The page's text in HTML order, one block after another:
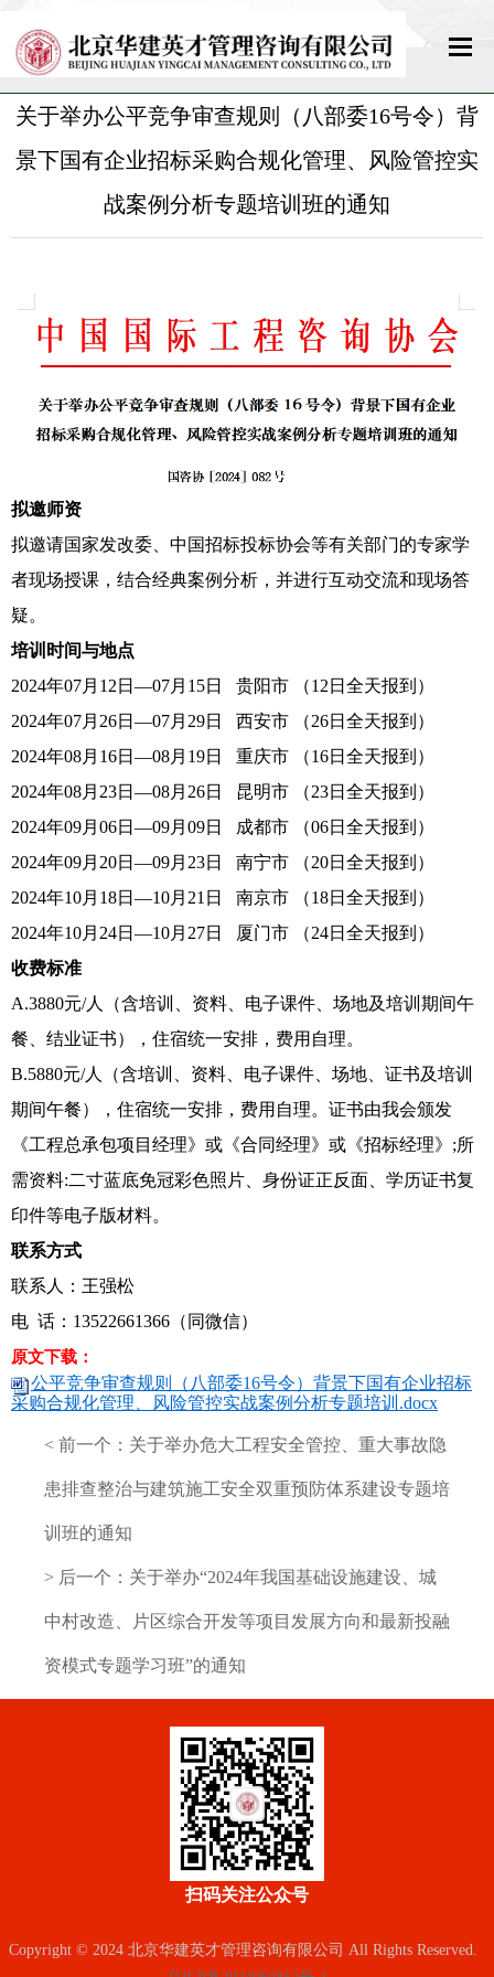
网站首页
关于我们
教育培训
标准规范
在线留言
关于举办公平竞争审查规则（八部委16号令）背
景下国有企业招标采购合规化管理、风险管控实
战案例分析专题培训班的通知
拟邀师资
拟邀请国家发改委、中国招标投标协会等有关部门的专家学
者现场授课，结合经典案例分析，并进行互动交流和现场答
疑。
培训时间与地点
2024年07月12日—07月15日 贵阳市 （12日全天报到）
2024年07月26日—07月29日 西安市 （26日全天报到）
2024年08月16日—08月19日 重庆市 （16日全天报到）
2024年08月23日—08月26日 昆明市 （23日全天报到）
2024年09月06日—09月09日 成都市 （06日全天报到）
2024年09月20日—09月23日 南宁市 （20日全天报到）
2024年10月18日—10月21日 南京市 （18日全天报到）
2024年10月24日—10月27日 厦门市 （24日全天报到）
收费标准
A.3880元/人（含培训、资料、电子课件、场地及培训期间午
餐、结业证书），住宿统一安排，费用自理。
B.5880元/人（含培训、资料、电子课件、场地、证书及培训
期间午餐），住宿统一安排，费用自理。证书由我会颁发
《工程总承包项目经理》或《合同经理》或《招标经理》;所
需资料:二寸蓝底免冠彩色照片、身份证正反面、学历证书复
印件等电子版材料。
联系方式
联系人：王强松
电 话：13522661366（同微信）
原文下载：
公平竞争审查规则（八部委16号令）背景下国有企业招标
采购合规化管理、风险管控实战案例分析专题培训.docx
< 前一个： 关于举办危大工程安全管控、重大事故隐
患排查整治与建筑施工安全双重预防体系建设专题培
训班的通知
> 后一个： 关于举办“2024年我国基础设施建设、城
中村改造、片区综合开发等项目发展方向和最新投融
资模式专题学习班”的通知
扫码关注公众号
Copyright © 2024 北京华建英才管理咨询有限公司 All Rights Reserved.